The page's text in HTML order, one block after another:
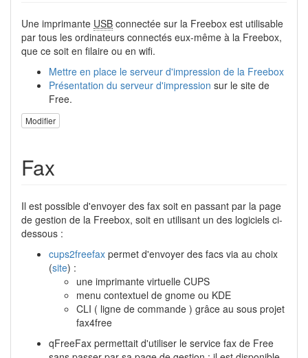
Une imprimante USB connectée sur la Freebox est utilisable
par tous les ordinateurs connectés eux-même à la Freebox,
que ce soit en filaire ou en wifi.
Mettre en place le serveur d'impression de la Freebox
Présentation du serveur d'impression sur le site de
Free.
Modifier
Fax
Il est possible d'envoyer des fax soit en passant par la page
de gestion de la Freebox, soit en utilisant un des logiciels ci-
dessous :
cups2freefax permet d'envoyer des facs via au choix
(site) :
une imprimante virtuelle CUPS
menu contextuel de gnome ou KDE
CLI ( ligne de commande ) grâce au sous projet
fax4free
qFreeFax permettait d'utiliser le service fax de Free